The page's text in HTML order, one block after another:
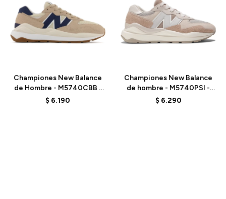
Championes New Balance
de Hombre - M5740CBB -
MINDFUL GREY
$ 6.190
Championes New Balance
de hombre - M5740PSI -
MOONBEAM
$ 6.290